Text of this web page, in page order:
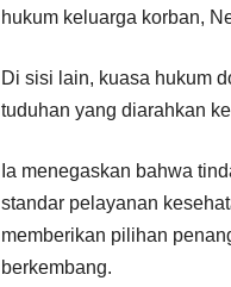
hukum keluarga korban,
Di sisi lain, kuasa hukum
tuduhan yang diarahkan
Ia menegaskan bahwa
standar pelayanan
memberikan pilihan
berkembang.